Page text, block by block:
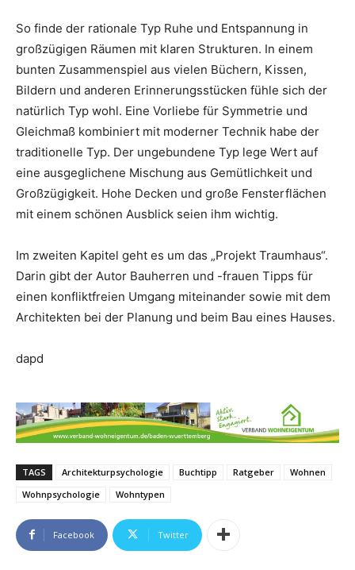
So finde der rationale Typ Ruhe und Entspannung in
großzügigen Räumen mit klaren Strukturen. In einem
bunten Zusammenspiel aus vielen Büchern, Kissen,
Bildern und anderen Erinnerungsstücken fühle sich der
natürlich Typ wohl. Eine Vorliebe für Symmetrie und
Gleichmaß kombiniert mit moderner Technik habe der
traditionelle Typ. Der ungebundene Typ lege Wert auf
eine ausgeglichene Mischung aus Gemütlichkeit und
Großzügigkeit. Hohe Decken und große Fensterflächen
mit einem schönen Ausblick seien ihm wichtig.
Im zweiten Kapitel geht es um das „Projekt Traumhaus“.
Darin gibt der Autor Bauherren und -frauen Tipps für
einen konfliktfreien Umgang miteinander sowie mit dem
Architekten bei der Planung und beim Bau eines Hauses.
dapd
TAGS Architekturpsychologie Buchtipp Ratgeber
Wohnen
Wohnpsychologie
Wohntypen
Facebook Twitter